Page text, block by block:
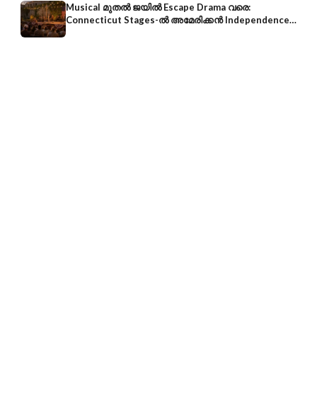
Musical മുതൽ ജയിൽ Escape Drama വരെ:
Connecticut Stages-ൽ അമേരിക്കൻ Independence-
ന്റെ 250-ആം വാർഷികം